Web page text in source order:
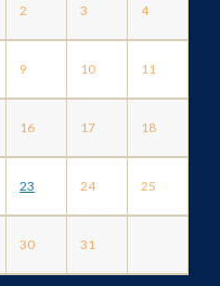
2 3 4
9 10 11
16 17 18
23 24 25
30 31